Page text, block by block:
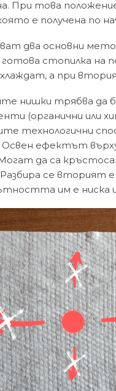
При това
е получена по
два основни
стопилка на
а при
нишки трябва да
(органични или
технологични
ефектът
да са
се вторият
им е ниска